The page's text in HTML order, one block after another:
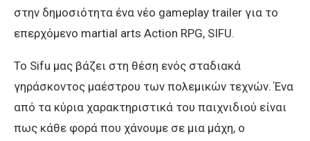
στην δημοσιότητα ένα νέο gameplay trailer για το
επερχόμενο martial arts Action RPG, SIFU.
Το Sifu μας βάζει στη θέση ενός σταδιακά
γηράσκοντος μαέστρου των πολεμικών τεχνών. Ένα
από τα κύρια χαρακτηριστικά του παιχνιδιού είναι
πως κάθε φορά που χάνουμε σε μια μάχη, ο